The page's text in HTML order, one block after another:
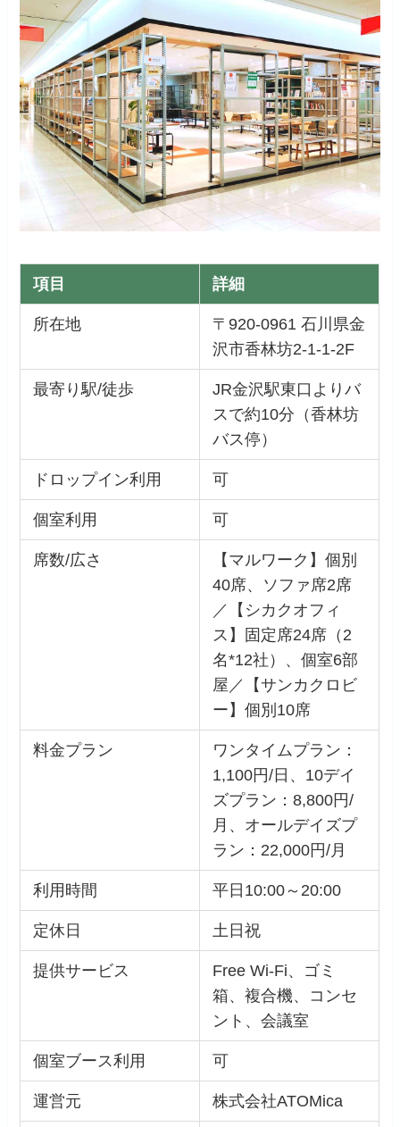
項目 詳細
所在地
〒920-0961 石川県金
沢市香林坊2-1-1-2F
最寄り駅/徒歩
JR金沢駅東口よりバ
スで約10分（香林坊
バス停）
ドロップイン利用 可
個室利用 可
席数/広さ
【マルワーク】個別
40席、ソファ席2席
／【シカクオフィ
ス】固定席24席（2
名*12社）、個室6部
屋／【サンカクロビ
ー】個別10席
料金プラン
ワンタイムプラン：
1,100円/日、10デイ
ズプラン：8,800円/
月、オールデイズプ
ラン：22,000円/月
利用時間 平日10:00～20:00
定休日 土日祝
提供サービス
Free Wi-Fi、ゴミ
箱、複合機、コンセ
ント、会議室
個室ブース利用 可
運営元 株式会社ATOMica